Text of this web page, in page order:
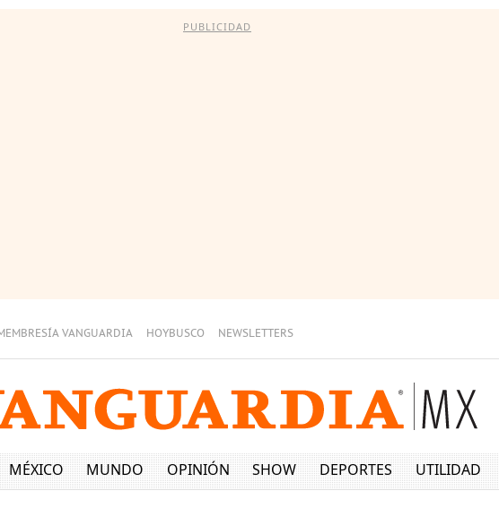
PUBLICIDAD
VANGUARDIA HOYBUSCO NEWSLETTERS
MÉXICO MUNDO OPINIÓN SHOW DEPORTES UTILIDAD